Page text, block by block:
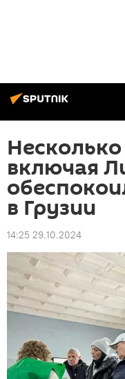
включая
в Грузии
14:25 29.10.2024